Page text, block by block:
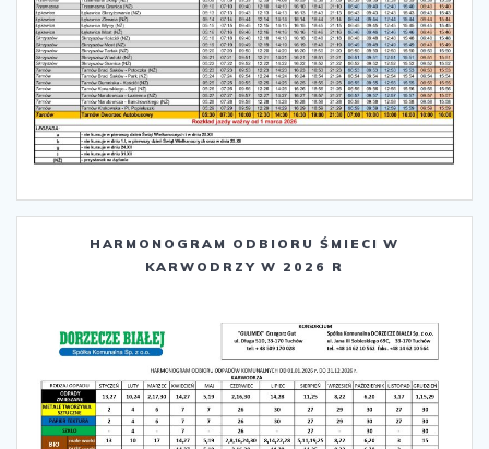
HARMONOGRAM ODBIORU ŚMIECI W
KARWODRZY W 2026 R